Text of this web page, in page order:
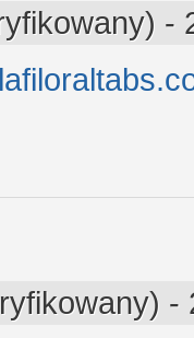
-
-